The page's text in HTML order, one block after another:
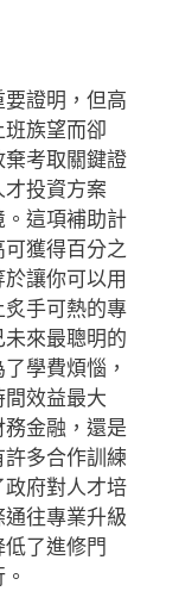
證明，但高
族望而卻
考取關鍵證
才投資方案
。這項補助計
獲得百分之
讓你可以用
手可熱的專
來最聰明的
學費煩惱，
效益最大
金融，還是
多合作訓練
府對人才培
往專業升級
了進修門